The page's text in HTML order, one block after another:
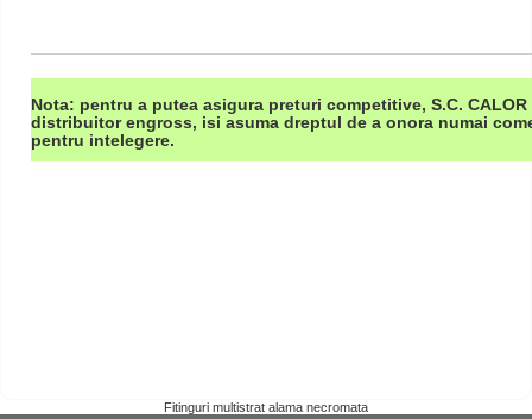
Nota: pentru a putea asigura preturi competitive, S.C.
distribuitor engross, isi asuma dreptul de a onora numai
pentru intelegere.
Fitinguri multistrat alama necromata